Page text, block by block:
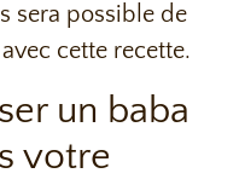
sera possible de
cette recette.
un baba
votre